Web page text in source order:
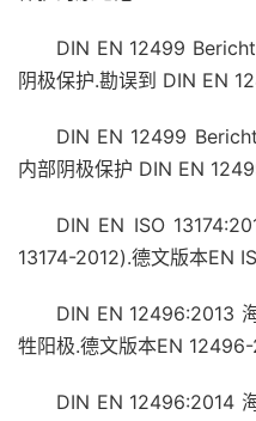
DIN EN 12499
阴极保护.勘误到 DIN EN
DIN EN 12499
内部阴极保护 DIN EN
DIN EN ISO
13174-2012).德文版本EN
DIN EN 12496:2013
牲阳极.德文版本EN
DIN EN 12496:2014